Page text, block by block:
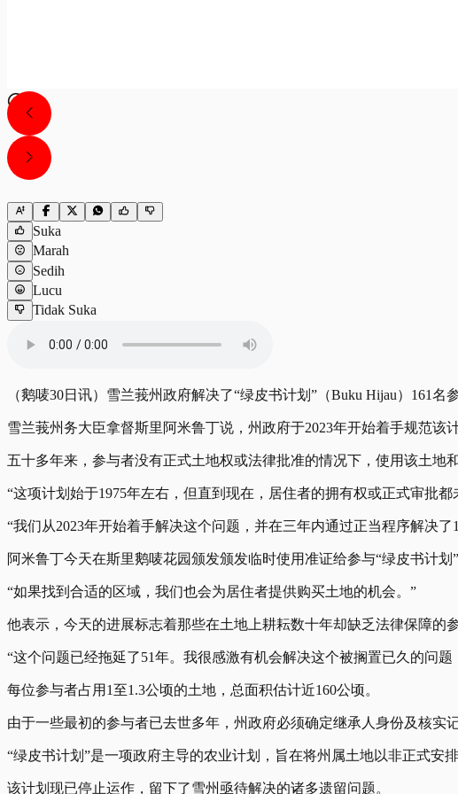
Suka
Marah
Sedih
Lucu
Tidak Suka
（鹅唛30日讯）雪兰莪州政府解决了“绿皮书计划”（Buku Hijau）161
雪兰莪州务大臣拿督斯里阿米鲁丁说，州政府于2023年开始着手规范该
五十多年来，参与者没有正式土地权或法律批准的情况下，使用该土地
“这项计划始于1975年左右，但直到现在，居住者的拥有权或正式审批都
“我们从2023年开始着手解决这个问题，并在三年内通过正当程序解决了
阿米鲁丁今天在斯里鹅唛花园颁发颁发临时使用准证给参与“绿皮书计
“如果找到合适的区域，我们也会为居住者提供购买土地的机会。”
他表示，今天的进展标志着那些在土地上耕耘数十年却缺乏法律保障的
“这个问题已经拖延了51年。我很感激有机会解决这个被搁置已久的问题
每位参与者占用1至1.3公顷的土地，总面积估计近160公顷。
由于一些最初的参与者已去世多年，州政府必须确定继承人身份及核实记
“绿皮书计划”是一项政府主导的农业计划，旨在将州属土地以非正式安
该计划现已停止运作，留下了雪州亟待解决的诸多遗留问题。